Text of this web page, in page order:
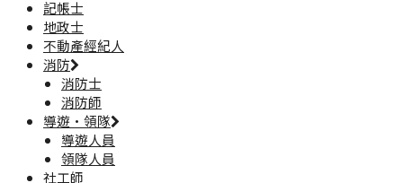
記帳士
地政士
不動產經紀人
消防
消防士
消防師
導遊·領隊
導遊人員
領隊人員
社工師